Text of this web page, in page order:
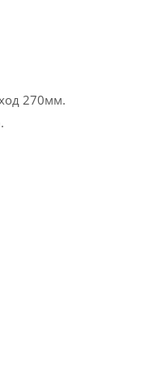
270мм.